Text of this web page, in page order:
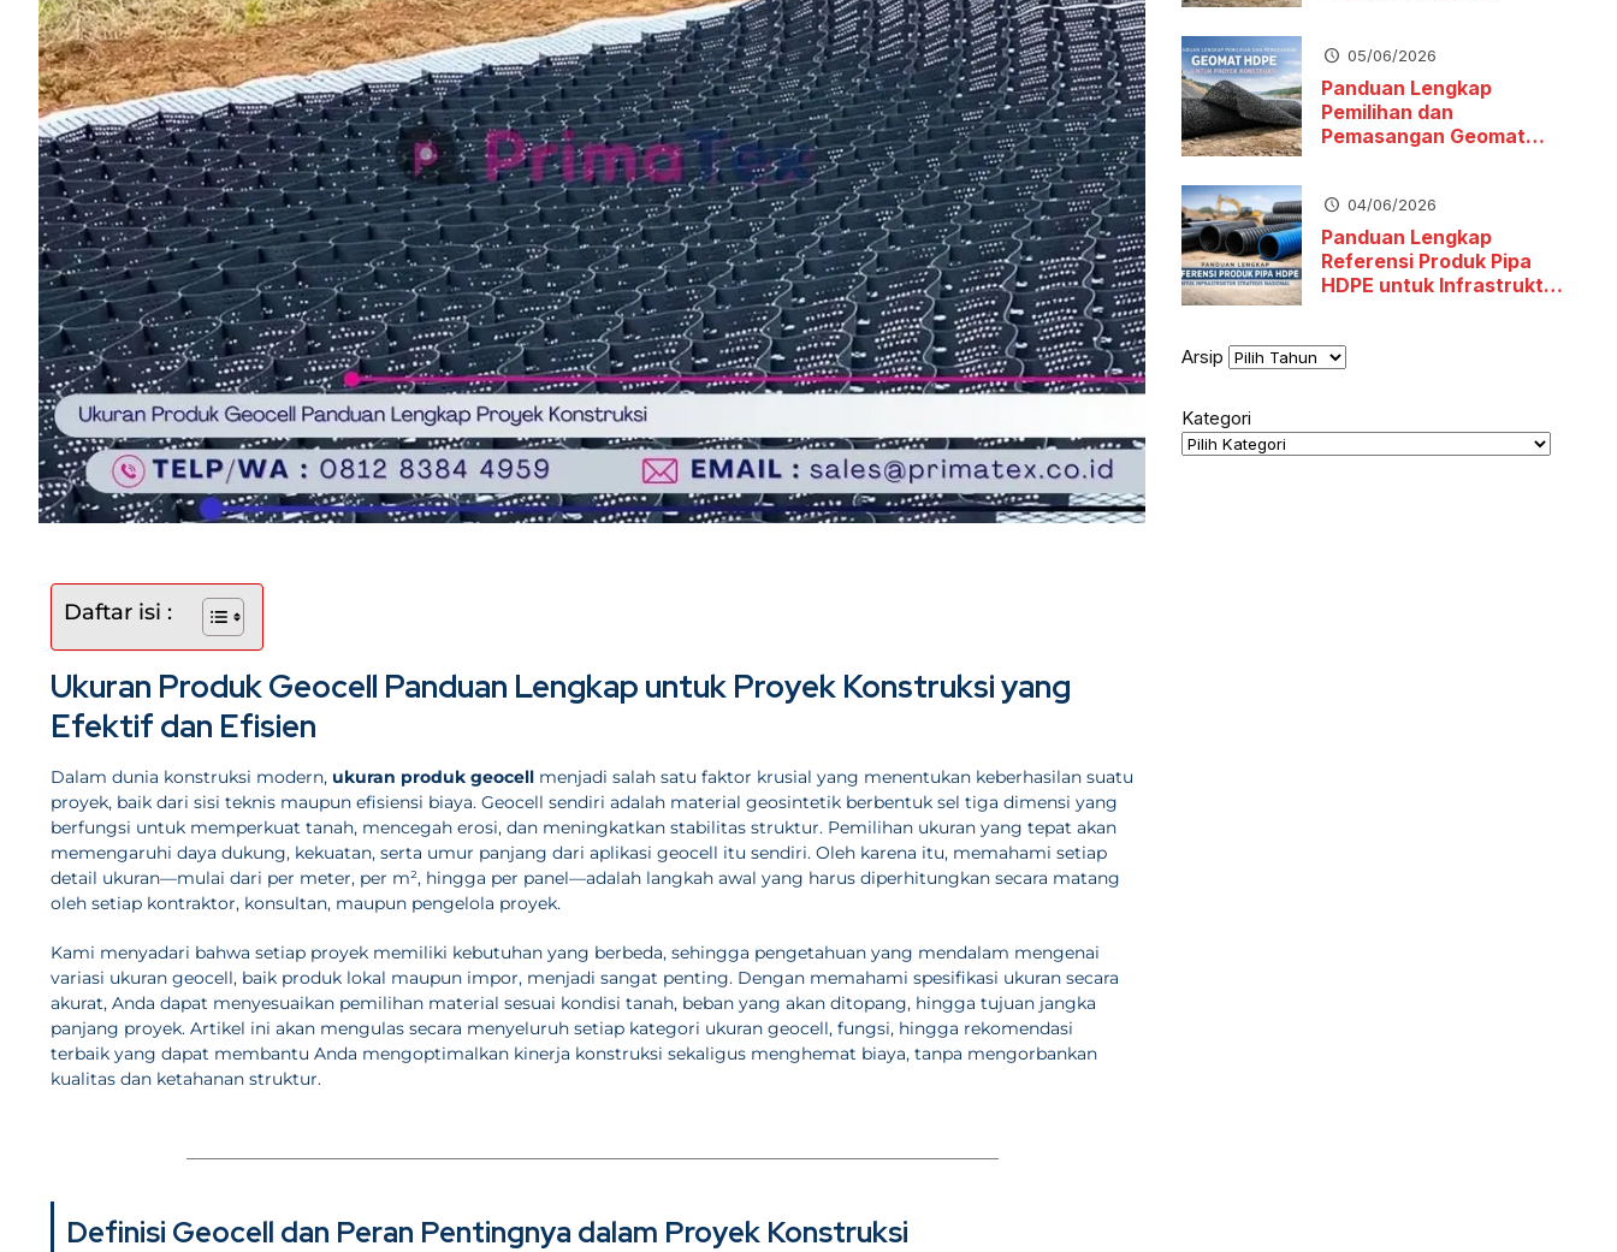
Daftar isi :
Ukuran Produk Geocell Panduan Lengkap untuk Proyek Konstruksi yang
Efektif dan Efisien
Dalam dunia konstruksi modern, ukuran produk geocell menjadi salah satu faktor krusial yang menentukan keberhasilan suatu
proyek, baik dari sisi teknis maupun efisiensi biaya. Geocell sendiri adalah material geosintetik berbentuk sel tiga dimensi yang
berfungsi untuk memperkuat tanah, mencegah erosi, dan meningkatkan stabilitas struktur. Pemilihan ukuran yang tepat akan
memengaruhi daya dukung, kekuatan, serta umur panjang dari aplikasi geocell itu sendiri. Oleh karena itu, memahami setiap
detail ukuran—mulai dari per meter, per m², hingga per panel—adalah langkah awal yang harus diperhitungkan secara matang
oleh setiap kontraktor, konsultan, maupun pengelola proyek.
Kami menyadari bahwa setiap proyek memiliki kebutuhan yang berbeda, sehingga pengetahuan yang mendalam mengenai
variasi ukuran geocell, baik produk lokal maupun impor, menjadi sangat penting. Dengan memahami spesifikasi ukuran secara
akurat, Anda dapat menyesuaikan pemilihan material sesuai kondisi tanah, beban yang akan ditopang, hingga tujuan jangka
panjang proyek. Artikel ini akan mengulas secara menyeluruh setiap kategori ukuran geocell, fungsi, hingga rekomendasi
terbaik yang dapat membantu Anda mengoptimalkan kinerja konstruksi sekaligus menghemat biaya, tanpa mengorbankan
kualitas dan ketahanan struktur.
Definisi Geocell dan Peran Pentingnya dalam Proyek Konstruksi
05/06/2026
Panduan Lengkap
Pemilihan dan
Pemasangan Geomat
04/06/2026
Panduan Lengkap
Referensi Produk Pipa
HDPE untuk Infrastruktur
Arsip
Kategori